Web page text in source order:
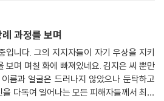
이다
과정를 보며
입니다. 그의 지지자들이 자기 우상을 지키
보며 며칠 화에 빠져있네요. 김지은 씨 뿐만
름과 얼굴은 드러나지 않았으나 둔탁하고
다독여 일어나는 모든 피해자들께서 최근